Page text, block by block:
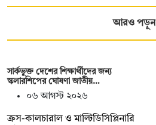
আরও পড়ুন
সার্কভুক্ত দেশের শিক্ষার্থীদের জন্য
স্কলারশিপের ঘোষণা জাতীয়…
০৬ আগস্ট ২০২৬
ক্রস-কালচারাল ও মাল্টিডিসিপ্লিনারি